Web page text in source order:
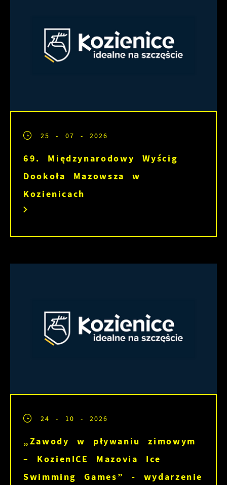
25 - 07 - 2026
69. Międzynarodowy Wyścig
Dookoła Mazowsza w
Kozienicach
24 - 10 - 2026
„Zawody w pływaniu zimowym
– KozienICE Mazovia Ice
Swimming Games” - wydarzenie